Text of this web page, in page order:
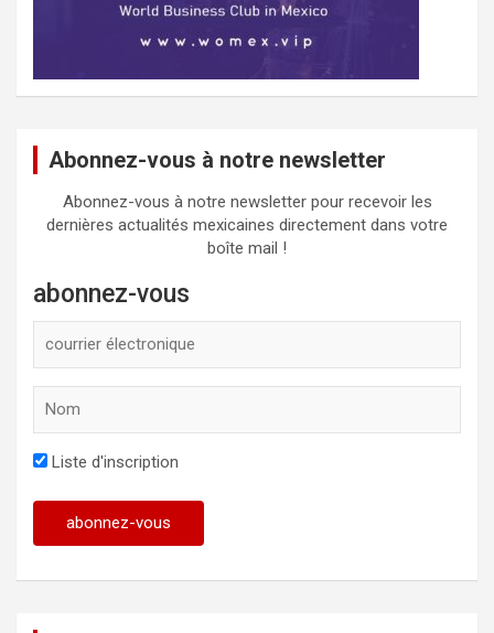
Abonnez-vous à notre newsletter
Abonnez-vous à notre newsletter pour recevoir les
dernières actualités mexicaines directement dans votre
boîte mail !
abonnez-vous
Liste d'inscription